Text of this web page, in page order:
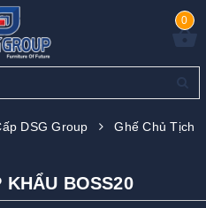
0
DSG Group
Ghế Chủ Tịch
KHẨU BOSS20